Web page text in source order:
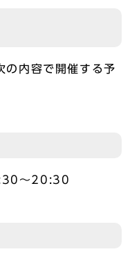
の内容で開催する予
～20:30